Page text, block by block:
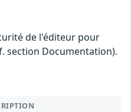
de l'éditeur pour
section Documentation).